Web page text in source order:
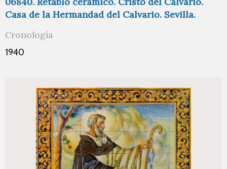
Casa de la Hermandad del Calvario. Sevilla.
Cronología
1940